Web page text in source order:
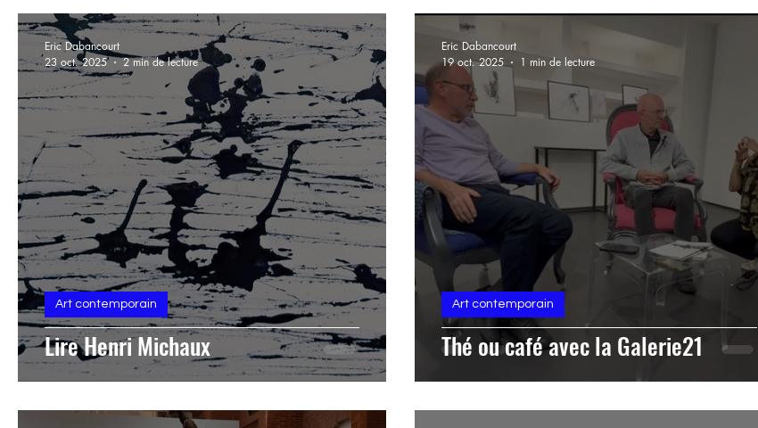
exposition Histoire de l'art Salon de dessin contemporain Salon de dessin contemporain
galerie et dessin contemporain Livre d'artistes Histoire de l'art vente aux enchères
Résidence artistique estampadura
Lire Henri Michaux
Art contemporain
Eric Dabancourt
23 oct. 2025
2 min de lecture
Thé ou café avec la Galerie21
Art contemporain
Eric Dabancourt
19 oct. 2025
1 min de lecture